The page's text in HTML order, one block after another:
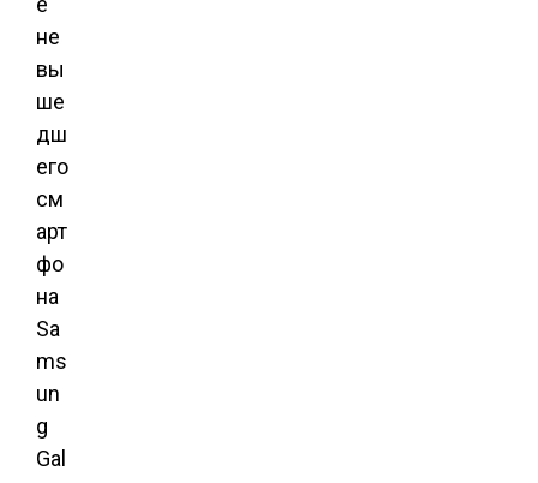
не
вы
ше
дш
его
см
арт
фо
на
Sa
ms
un
g
Gal